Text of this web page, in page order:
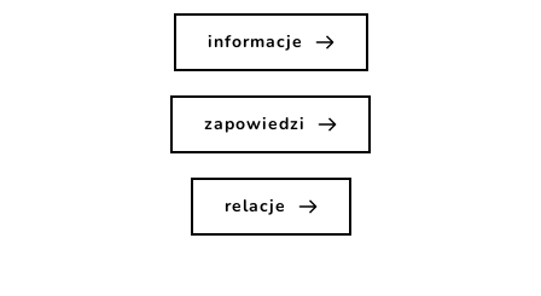
informacje
zapowiedzi
relacje